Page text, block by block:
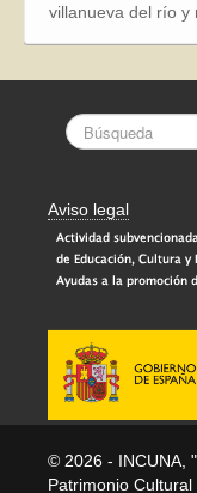
villanueva del río y
Aviso legal
© 2026 - INCUNA,
Patrimonio